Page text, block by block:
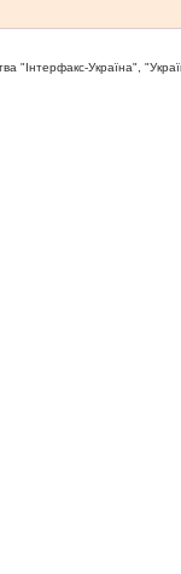
"Iнтерфакс-Україна",